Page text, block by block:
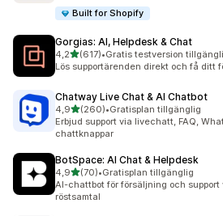
Built for Shopify
Gorgias: AI, Helpdesk & Chat
4,2av 5 stjärnor
(617)
617 recensioner totalt
•Gratis testversion
Lös supportärenden direkt och få ditt
Chatway Live Chat & AI Chatbot
4,9av 5 stjärnor
(260)
260 recensioner totalt
•Gratisplan tillgänglig
Erbjud support via livechatt, FAQ,
chattknappar
BotSpace: AI Chat & Helpdesk
4,9av 5 stjärnor
(70)
70 recensioner totalt
•Gratisplan tillgänglig
AI-chattbot för försäljning och support
röstsamtal